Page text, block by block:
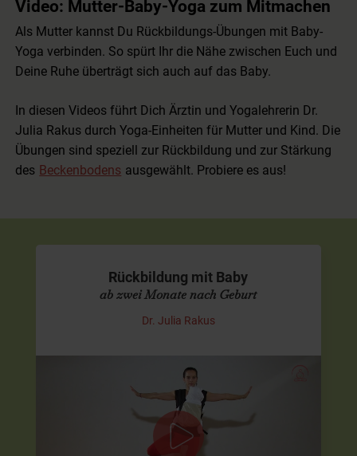
Video: Mutter-Baby-Yoga zum Mitmachen
Als Mutter kannst Du Rückbildungs-Übungen mit Baby-
Yoga verbinden. So spürt Ihr die Nähe zwischen Euch und
Deine Ruhe überträgt sich auch auf das Baby.
In diesen Videos führt Dich Ärztin und Yogalehrerin Dr.
Julia Rakus durch Yoga-Einheiten für Mutter und Kind. Die
Übungen sind speziell zur Rückbildung und zur Stärkung
des Beckenbodens ausgewählt. Probiere es aus!
Rückbildung mit Baby
ab zwei Monate nach Geburt
Dr. Julia Rakus
Beckenbodentraining mit Baby
Dieses Video zeigt Dir Übungen zur Rückbildung ab etwa
zwei Monate nach der Geburt. Nochmals steht der
Beckenboden im Zentrum, aber wir werden auch einigen…